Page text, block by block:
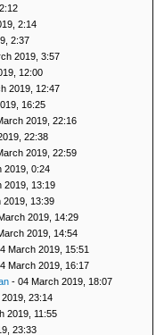
2:14
2:37
2019, 3:57
12:00
2019, 12:47
16:25
2019, 22:16
22:38
2019, 22:59
2019, 0:24
2019, 13:19
2019, 13:39
2019, 14:29
2019, 14:54
March 2019, 15:51
March 2019, 16:17
- 04 March 2019, 18:07
23:14
2019, 11:55
23:33